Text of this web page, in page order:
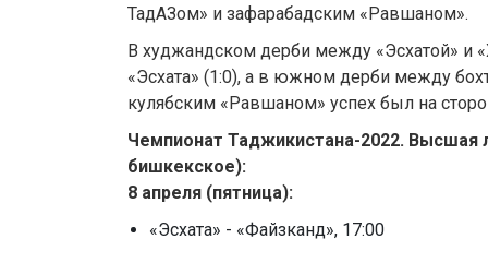
ТадАЗом» и зафарабадским «Равшаном».
В худжандском дерби между «Эсхатой» и
«Эсхата» (1:0), а в южном дерби между
кулябским «Равшаном» успех был на
Чемпионат Таджикистана-2022. Высшая
бишкекское):
8 апреля (пятница):
«Эсхата» - «Файзканд», 17:00